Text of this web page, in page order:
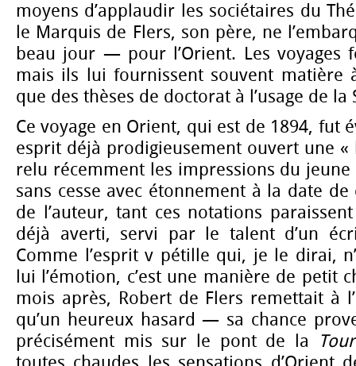
moyens d’applaudir les sociétaires du
le Marquis de Flers, son père, ne
beau jour — pour l’Orient. Les voyages
mais ils lui fournissent souvent matière
que des thèses de doctorat à l’usage de la
Ce voyage en Orient, qui est de 1894, fut
esprit déjà prodigieusement ouvert une «
relu récemment les impressions du
sans cesse avec étonnement à la date de
de l’auteur, tant ces notations
déjà averti, servi par le talent d’un
Comme l’esprit v pétille qui, je le dirai,
lui l’émotion, c’est une manière de petit
mois après, Robert de Flers remettait à
qu’un heureux hasard — sa chance
précisément mis sur le pont de la